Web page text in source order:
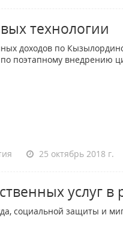
технологии
доходов по
поэтапному внедрению
25 октябрь 2018 г.
услуг в
социальной защиты и